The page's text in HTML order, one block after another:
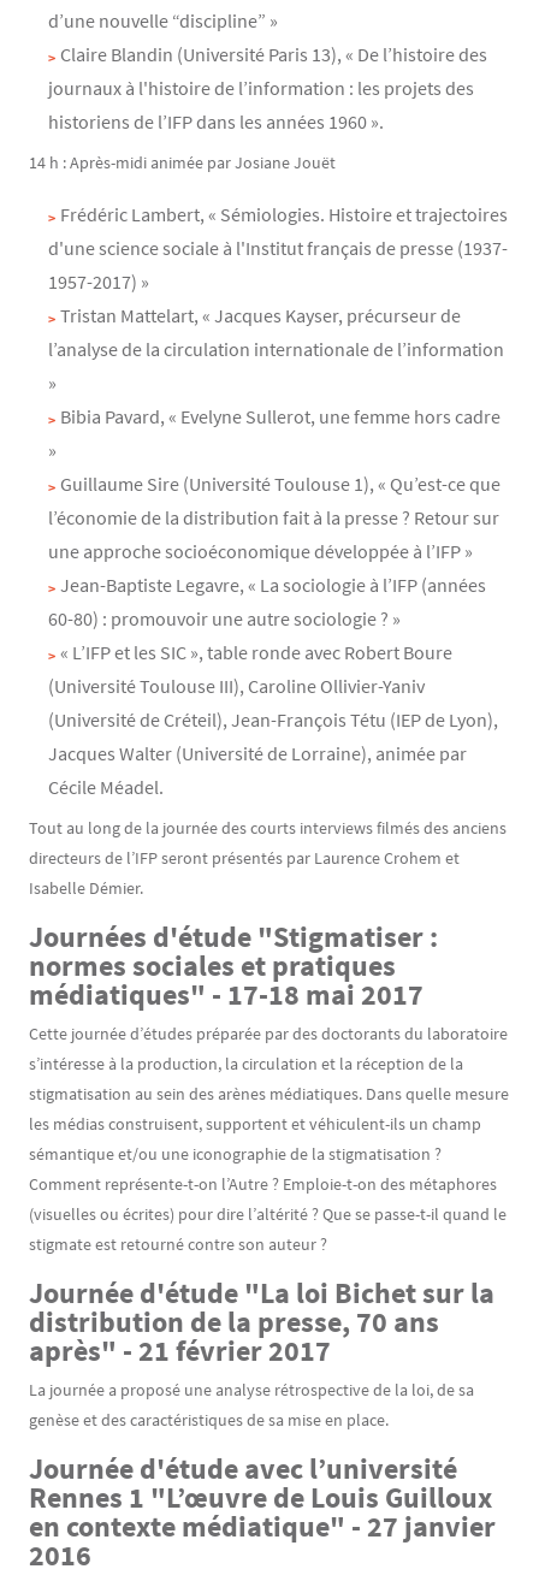
d’une nouvelle “discipline” »
Claire Blandin (Université Paris 13), « De l’histoire des
journaux à l'histoire de l’information : les projets des
historiens de l’IFP dans les années 1960 ».
14 h : Après-midi animée par Josiane Jouët
Frédéric Lambert, « Sémiologies. Histoire et trajectoires
d'une science sociale à l'Institut français de presse (1937-
1957-2017) »
Tristan Mattelart, « Jacques Kayser, précurseur de
l’analyse de la circulation internationale de l’information
»
Bibia Pavard, « Evelyne Sullerot, une femme hors cadre
»
Guillaume Sire (Université Toulouse 1), « Qu’est-ce que
l’économie de la distribution fait à la presse ? Retour sur
une approche socioéconomique développée à l’IFP »
Jean-Baptiste Legavre, « La sociologie à l’IFP (années
60-80) : promouvoir une autre sociologie ? »
« L’IFP et les SIC », table ronde avec Robert Boure
(Université Toulouse III), Caroline Ollivier-Yaniv
(Université de Créteil), Jean-François Tétu (IEP de Lyon),
Jacques Walter (Université de Lorraine), animée par
Cécile Méadel.
Tout au long de la journée des courts interviews filmés des anciens
directeurs de l’IFP seront présentés par Laurence Crohem et
Isabelle Démier.
Journées d'étude "Stigmatiser :
normes sociales et pratiques
médiatiques" - 17-18 mai 2017
Cette journée d’études préparée par des doctorants du laboratoire
s’intéresse à la production, la circulation et la réception de la
stigmatisation au sein des arènes médiatiques. Dans quelle mesure
les médias construisent, supportent et véhiculent-ils un champ
sémantique et/ou une iconographie de la stigmatisation ?
Comment représente-t-on l’Autre ? Emploie-t-on des métaphores
(visuelles ou écrites) pour dire l’altérité ? Que se passe-t-il quand le
stigmate est retourné contre son auteur ?
Journée d'étude "La loi Bichet sur la
distribution de la presse, 70 ans
après" - 21 février 2017
La journée a proposé une analyse rétrospective de la loi, de sa
genèse et des caractéristiques de sa mise en place.
Journée d'étude avec l’université
Rennes 1 "L’œuvre de Louis Guilloux
en contexte médiatique" - 27 janvier
2016